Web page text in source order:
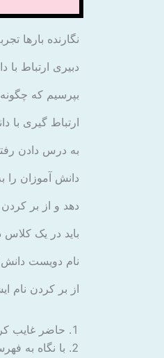
نگارنده بارها
دبیری ارتباط با
بپرسیم که
ارتباط گیری
به درس دادن
دانش آموزان را
دهد و از بر
باید در یک کلاس
نام دویست دانش
از بر کردن نام
حاضر غایب
با نگاه به